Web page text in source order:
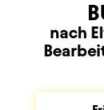
nach